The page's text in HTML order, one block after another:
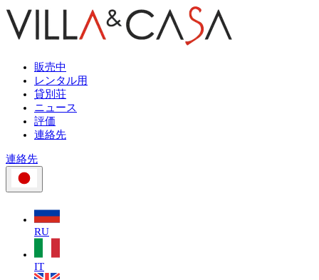
販売中
レンタル用
貸別荘
ニュース
評価
連絡先
連絡先
RU
IT